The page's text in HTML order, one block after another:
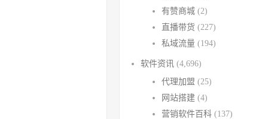
有赞商城 (2)
直播带货 (227)
私域流量 (194)
软件资讯 (4,696)
代理加盟 (25)
网站搭建 (4)
营销软件百科 (137)